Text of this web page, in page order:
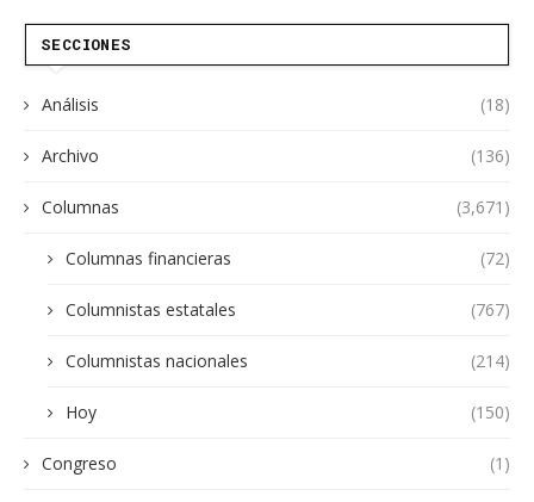
SECCIONES
Análisis (18)
Archivo (136)
Columnas (3,671)
Columnas financieras (72)
Columnistas estatales (767)
Columnistas nacionales (214)
Hoy (150)
Congreso (1)